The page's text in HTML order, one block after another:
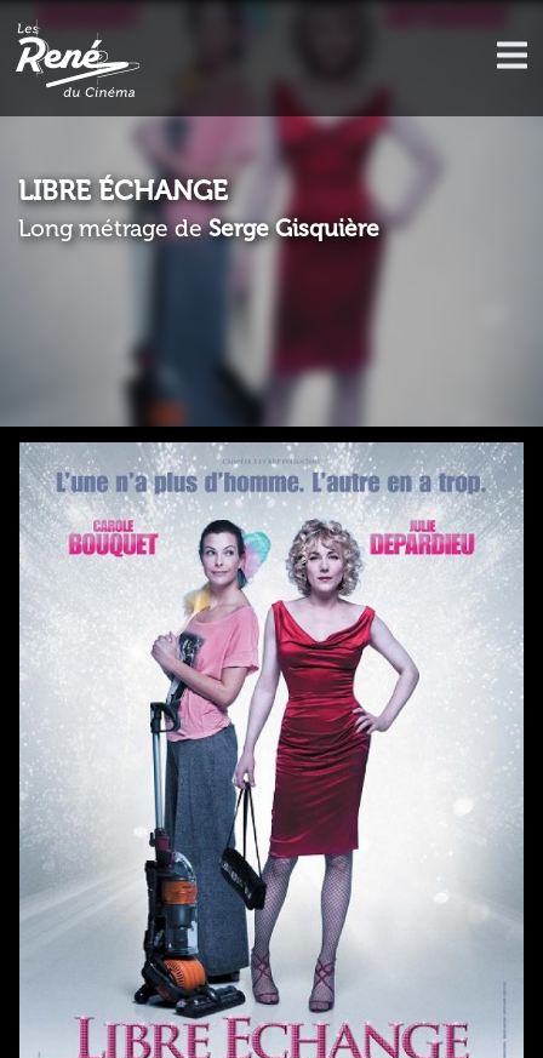
LIBRE ÉCHANGE
Long métrage deSerge Gisquière